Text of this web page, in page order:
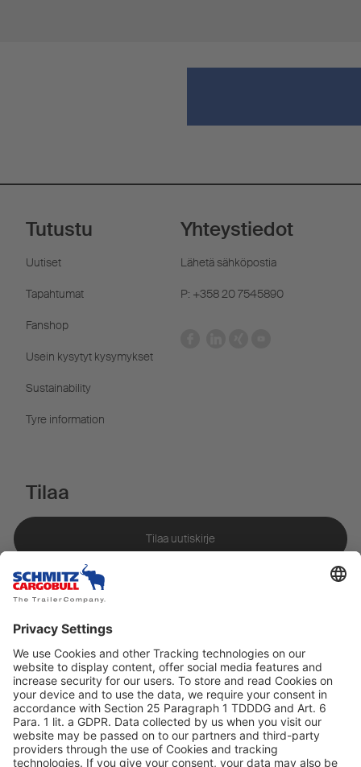
Tutustu
Uutiset
Tapahtumat
Fanshop
Usein kysytyt kysymykset
Sustainability
Tyre information
Yhteystiedot
Lähetä sähköpostia
P: +358 20 7545890
Tilaa